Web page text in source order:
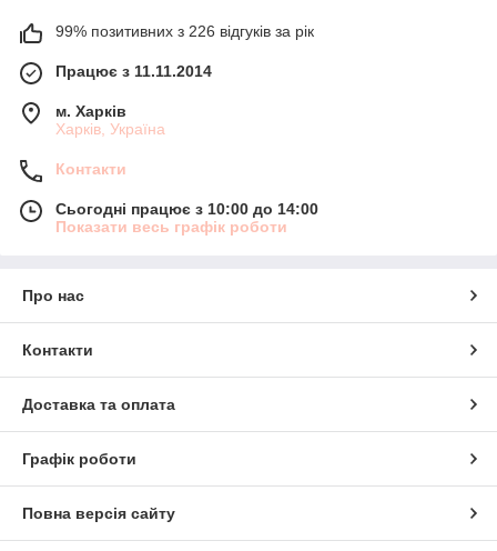
99% позитивних з 226 відгуків за рік
Працює з 11.11.2014
м. Харків
Харків, Україна
Контакти
Сьогодні працює з 10:00 до 14:00
Показати весь графік роботи
Про нас
Контакти
Доставка та оплата
Графік роботи
Повна версія сайту